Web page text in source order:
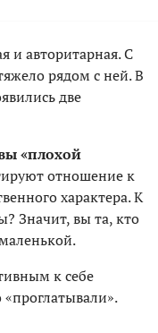
и авторитарная. С
рядом с ней. В
две
«плохой
отношение к
характера. К
Значит, вы та, кто
к себе